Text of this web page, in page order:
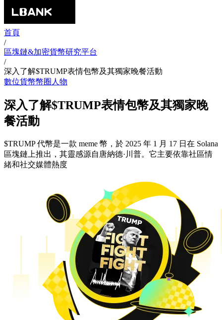
首頁
/
區塊鏈&加密貨幣研究平台
/
深入了解$TRUMP表情包幣及其獨家晚餐活動
數位貨幣幣圈人物
深入了解$TRUMP表情包幣及其獨家晚
餐活動
$TRUMP 代幣是一款 meme 幣，於 2025 年 1 月 17 日在 Solana
區塊鏈上推出，其靈感源自唐納德·川普。它主要依靠社區情
緒和社交媒體熱度